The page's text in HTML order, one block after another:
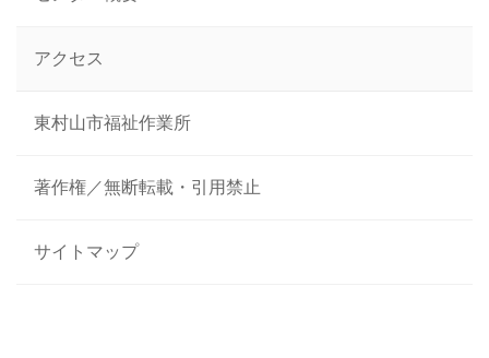
アクセス
東村山市福祉作業所
著作権／無断転載・引用禁止
サイトマップ